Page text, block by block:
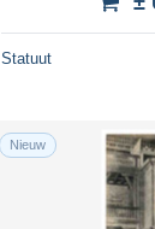
Statuut
Nieuw